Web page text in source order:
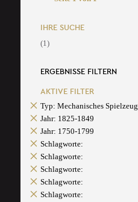
IHRE SUCHE
(1)
ERGEBNISSE FILTERN
AKTIVE FILTER
Typ: Mechanisches Spielzeug
Jahr: 1825-1849
Jahr: 1750-1799
Schlagworte:
Schlagworte:
Schlagworte:
Schlagworte:
Schlagworte: